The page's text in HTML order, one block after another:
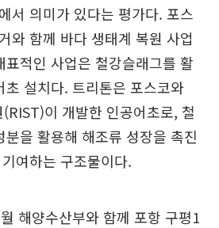
서 의미가 있다는 평가다. 포스
와 함께 바다 생태계 복원 사업
적인 사업은 철강슬래그를 활
초 설치다. 트리톤은 포스코와
이 개발한 인공어초로, 철
을 활용해 해조류 성장을 촉진
여하는 구조물이다.
해양수산부와 함께 포항 구평1